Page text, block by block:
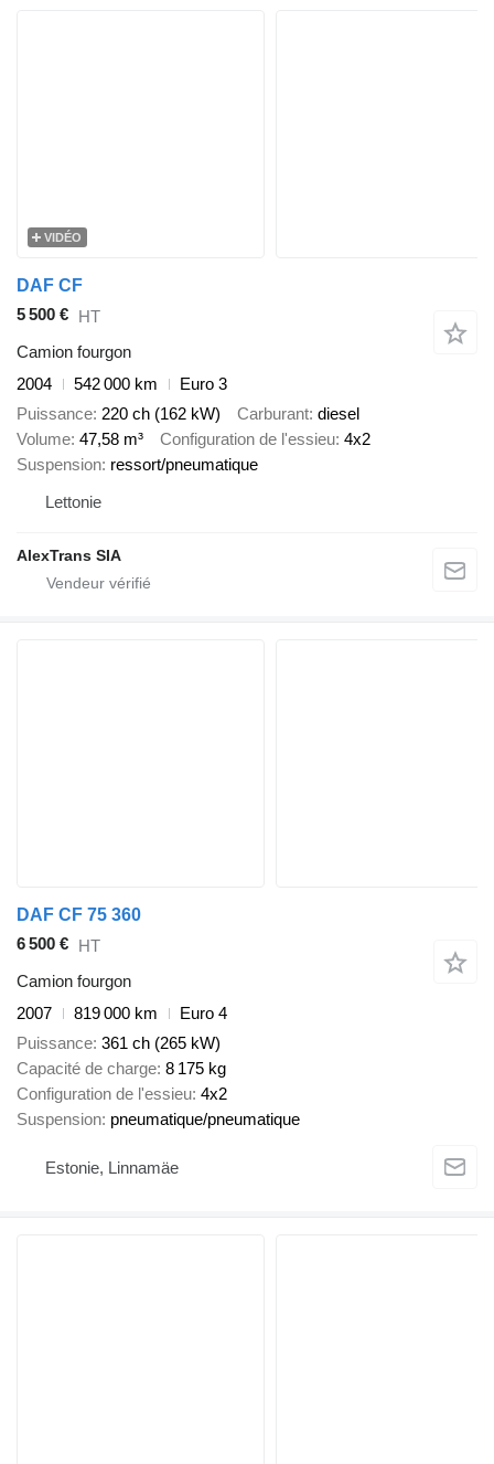
VIDÉO
DAF CF
5 500 € HT
Camion fourgon
2004
542 000 km
Euro 3
Puissance 220 ch (162 kW) Carburant diesel
Volume 47,58 m³ Configuration de l'essieu 4x2
Suspension ressort/pneumatique
Lettonie
AlexTrans SIA
DAF CF 75 360
6 500 € HT
Camion fourgon
2007
819 000 km
Euro 4
Puissance 361 ch (265 kW)
Capacité de charge 8 175 kg
Configuration de l'essieu 4x2
Suspension pneumatique/pneumatique
Estonie, Linnamäe